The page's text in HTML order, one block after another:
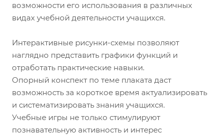
возможности его использования в различных
видах учебной деятельности учащихся.
Интерактивные рисунки-схемы позволяют
наглядно представить графики функций и
отработать практические навыки.
Опорный конспект по теме плаката даст
возможность за короткое время актуализировать
и систематизировать знания учащихся.
Учебные игры не только стимулируют
познавательную активность и интерес